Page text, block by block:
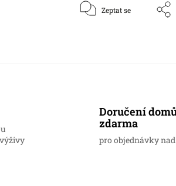
Zeptat se
Doručení
zdarma
pro objednávky nad